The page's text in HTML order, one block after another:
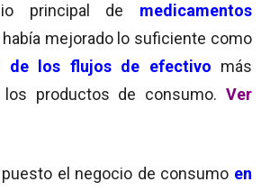
principal de medicamentos
había mejorado lo suficiente como
de los flujos de efectivo más
productos de consumo. Ver
puesto el negocio de consumo en